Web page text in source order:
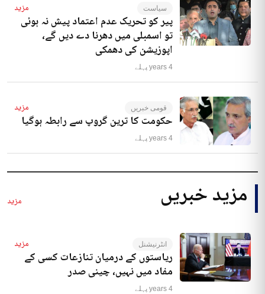
سیاست مزید
پیر کو تحریک عدم اعتماد پیش نہ ہوئی
تو اسمبلی میں دھرنا دے دیں گے،
اپوزیشن کی دھمکی
4 years پہلے
قومی خبریں مزید
حکومت کا ترین گروپ سے رابطہ ہوگیا
4 years پہلے
مزید خبریں مزید
انٹرنیشنل مزید
ریاستوں کے درمیان تنازعات کسی کے
مفاد میں نہیں، چینی صدر
4 years پہلے